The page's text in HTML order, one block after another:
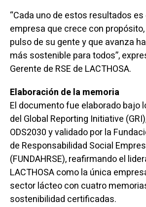
“Cada uno de estos resultados
empresa que crece con
pulso de su gente y que avanza
más sostenible para todos”,
Gerente de RSE de LACTHOSA.
Elaboración de la memoria
El documento fue elaborado bajo
del Global Reporting Initiative
ODS2030 y validado por la
de Responsabilidad Social
(FUNDAHRSE), reafirmando el
LACTHOSA como la única
sector lácteo con cuatro
sostenibilidad certificadas.